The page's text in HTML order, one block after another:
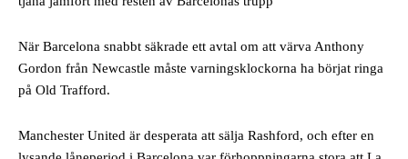
När Barcelona snabbt säkrade ett avtal om att värva Anthony
Gordon från Newcastle måste varningsklockorna ha börjat ringa
på Old Trafford.
Manchester United är desperata att sälja Rashford, och efter en